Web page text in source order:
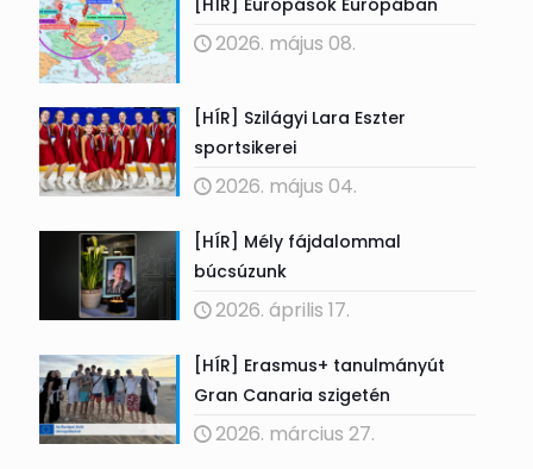
2026. május 08.
[HÍR] Szilágyi Lara Eszter
sportsikerei
2026. május 04.
[HÍR] Mély fájdalommal
búcsúzunk
2026. április 17.
[HÍR] Erasmus+ tanulmányút
Gran Canaria szigetén
2026. március 27.